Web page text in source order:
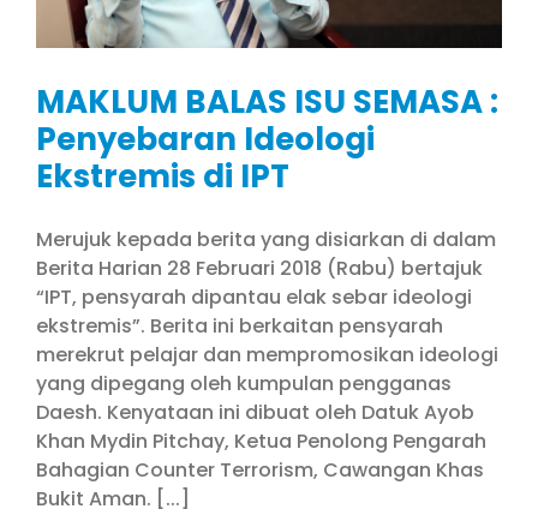
MAKLUM BALAS ISU SEMASA :
Penyebaran Ideologi
Ekstremis di IPT
Merujuk kepada berita yang disiarkan di dalam
Berita Harian 28 Februari 2018 (Rabu) bertajuk
“IPT, pensyarah dipantau elak sebar ideologi
ekstremis”. Berita ini berkaitan pensyarah
merekrut pelajar dan mempromosikan ideologi
yang dipegang oleh kumpulan pengganas
Daesh. Kenyataan ini dibuat oleh Datuk Ayob
Khan Mydin Pitchay, Ketua Penolong Pengarah
Bahagian Counter Terrorism, Cawangan Khas
Bukit Aman. [...]